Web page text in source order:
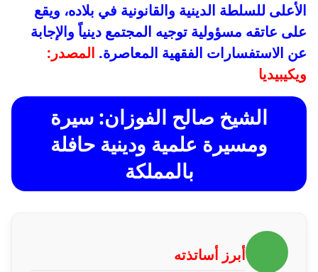
الأعلى للسلطة الدينية والقانونية في بلاده، ويقع
على عاتقه مسؤولية توجيه المجتمع دينياً والإجابة
عن الاستفسارات الفقهية المعاصرة. المصدر:
ويكيبيديا
الشيخ صالح الفوزان: سيرة
ومسيرة علمية ودينية حافلة
بالمملكة
أبرز أساتذته